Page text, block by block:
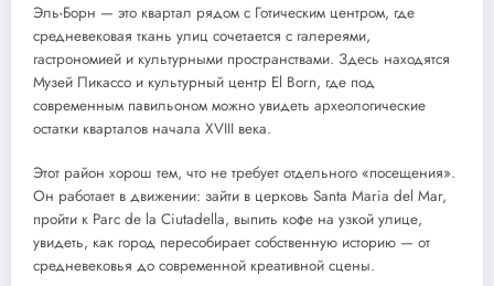
Эль-Борн — это квартал рядом с Готическим центром, где
средневековая ткань улиц сочетается с галереями,
гастрономией и культурными пространствами. Здесь находятся
Музей Пикассо и культурный центр El Born, где под
современным павильоном можно увидеть археологические
остатки кварталов начала XVIII века.
Этот район хорош тем, что не требует отдельного «посещения».
Он работает в движении: зайти в церковь Santa Maria del Mar,
пройти к Parc de la Ciutadella, выпить кофе на узкой улице,
увидеть, как город пересобирает собственную историю — от
средневековья до современной креативной сцены.